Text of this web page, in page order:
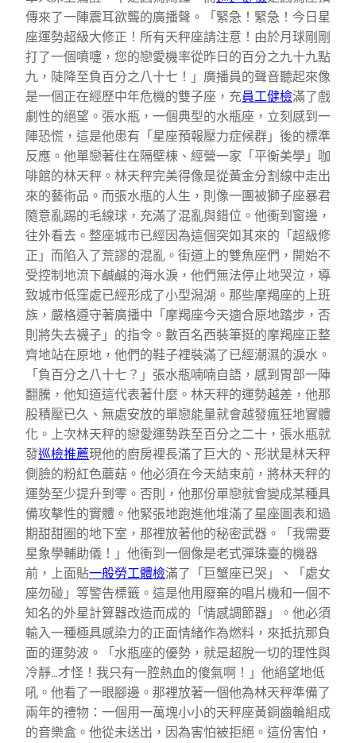
傳來了一陣震耳欲聾的廣播聲。「緊急！緊急！今日星
座運勢超級大修正！所有天秤座請注意！由於月球剛剛
打了一個噴嚏，您的戀愛機率從昨日的百分之九十九點
九，陡降至負百分之八十七！」廣播員的聲音聽起來像
是一個正在經歷中年危機的雙子座，充員工健檢滿了戲
劇性的絕望。張水瓶，一個典型的水瓶座，立刻感到一
陣恐慌，這是他患有「星座預報壓力症候群」後的標準
反應。他單戀著住在隔壁棟、經營一家「平衡美學」咖
啡館的林天秤。林天秤完美得像是從黃金分割線中走出
來的藝術品。而張水瓶的人生，則像一團被獅子座暴君
隨意亂踢的毛線球，充滿了混亂與錯位。他衝到窗邊，
往外看去。整座城市已經因為這個突如其來的「超級修
正」而陷入了荒謬的混亂。街道上的雙魚座們，開始不
受控制地流下鹹鹹的海水淚，他們無法停止地哭泣，導
致城市低窪處已經形成了小型潟湖。那些摩羯座的上班
族，嚴格遵守著廣播中「摩羯座今天適合原地踏步，否
則將失去襪子」的指令。數百名西裝筆挺的摩羯座正整
齊地站在原地，他們的鞋子裡裝滿了已經潮濕的淚水。
「負百分之八十七？」張水瓶喃喃自語，感到胃部一陣
翻騰，他知道這代表著什麼。林天秤的運勢越差，他那
股積壓已久、無處安放的單戀能量就會越發瘋狂地實體
化。上次林天秤的戀愛運勢跌至百分之二十，張水瓶就
發巡檢推薦現他的廚房裡長滿了巨大的、形狀是林天秤
側臉的粉紅色蘑菇。他必須在今天結束前，將林天秤的
運勢至少提升到零。否則，他那份單戀就會變成某種具
備攻擊性的實體。他緊張地跑進他堆滿了星座圖表和過
期甜甜圈的地下室，那裡放著他的秘密武器。「我需要
星象學輔助儀！」他衝到一個像是老式彈珠臺的機器
前，上面貼一般勞工體檢滿了「巨蟹座已哭」、「處女
座勿碰」等警告標籤。這是他用廢棄的唱片機和一個不
知名的外星計算器改造而成的「情感調節器」。他必須
輸入一種極具感染力的正面情緒作為燃料，來抵抗那負
面的運勢波。「水瓶座的優勢，就是超脫一切的理性與
冷靜…才怪！我只有一腔熱血的傻氣啊！」他絕望地低
吼。他看了一眼腳邊。那裡放著一個他為林天秤準備了
兩年的禮物：一個用一萬塊小小的天秤座黃銅齒輪組成
的音樂盒。他從未送出，因為害怕被拒絕。這份害怕，